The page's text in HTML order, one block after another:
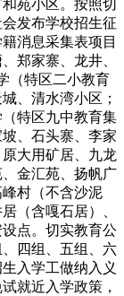
苑小区。按照切
发布学校招生征
消息采集表项目
郑家寨、龙井、
（特区二小教育
、清水湾小区；
特区九中教育集
、石头寨、李家
大用矿居、九龙
金汇苑、扬帆广
村（不含沙泥
（含嘎石居）、
点。切实教育公
四组、五组、六
入学工做纳入义
就近入学政策，